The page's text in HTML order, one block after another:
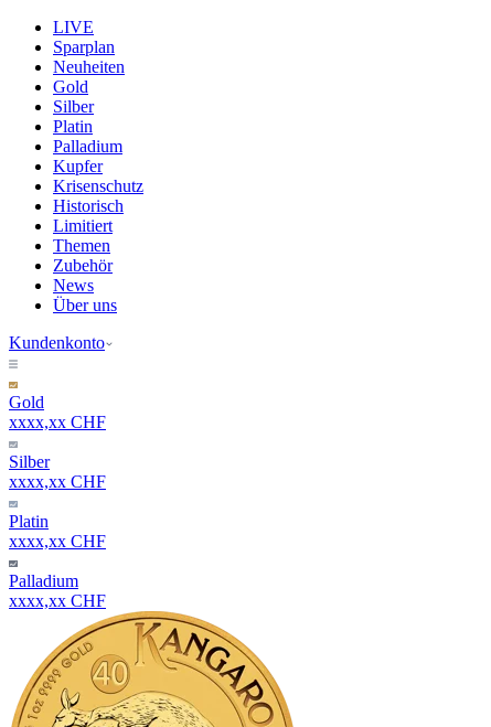
LIVE
Sparplan
Neuheiten
Gold
Silber
Platin
Palladium
Kupfer
Krisenschutz
Historisch
Limitiert
Themen
Zubehör
News
Über uns
Kundenkonto
Gold
xxxx,xx CHF
Silber
xxxx,xx CHF
Platin
xxxx,xx CHF
Palladium
xxxx,xx CHF